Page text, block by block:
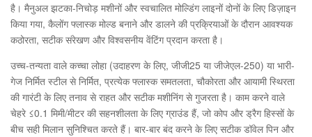
है। मैनुअल झटका-निचोड़ मशीनों और स्वचालित मोल्डिंग लाइनों दोनों के लिए डिज़ाइन
किया गया, कैलोंग फ्लास्क मोल्ड बनाने और डालने की प्रक्रियाओं के दौरान आवश्यक
कठोरता, सटीक संरेखण और विश्वसनीय वेंटिंग प्रदान करता है।
उच्च-तन्यता वाले कच्चा लोहा (उदाहरण के लिए, जीजी25 या जीजेएल-250) या भारी-
गेज निर्मित स्टील से निर्मित, प्रत्येक फ्लास्क समतलता, चौकोरता और आयामी स्थिरता
की गारंटी के लिए तनाव से राहत और सटीक मशीनिंग से गुजरता है। काम करने वाले
चेहरे ≤0.1 मिमी/मीटर की सहनशीलता के लिए ग्राउंड हैं, जो कोप और ड्रैग हिस्सों के
बीच सही मिलान सुनिश्चित करते हैं। बार-बार बंद करने के लिए सटीक डॉवेल पिन और